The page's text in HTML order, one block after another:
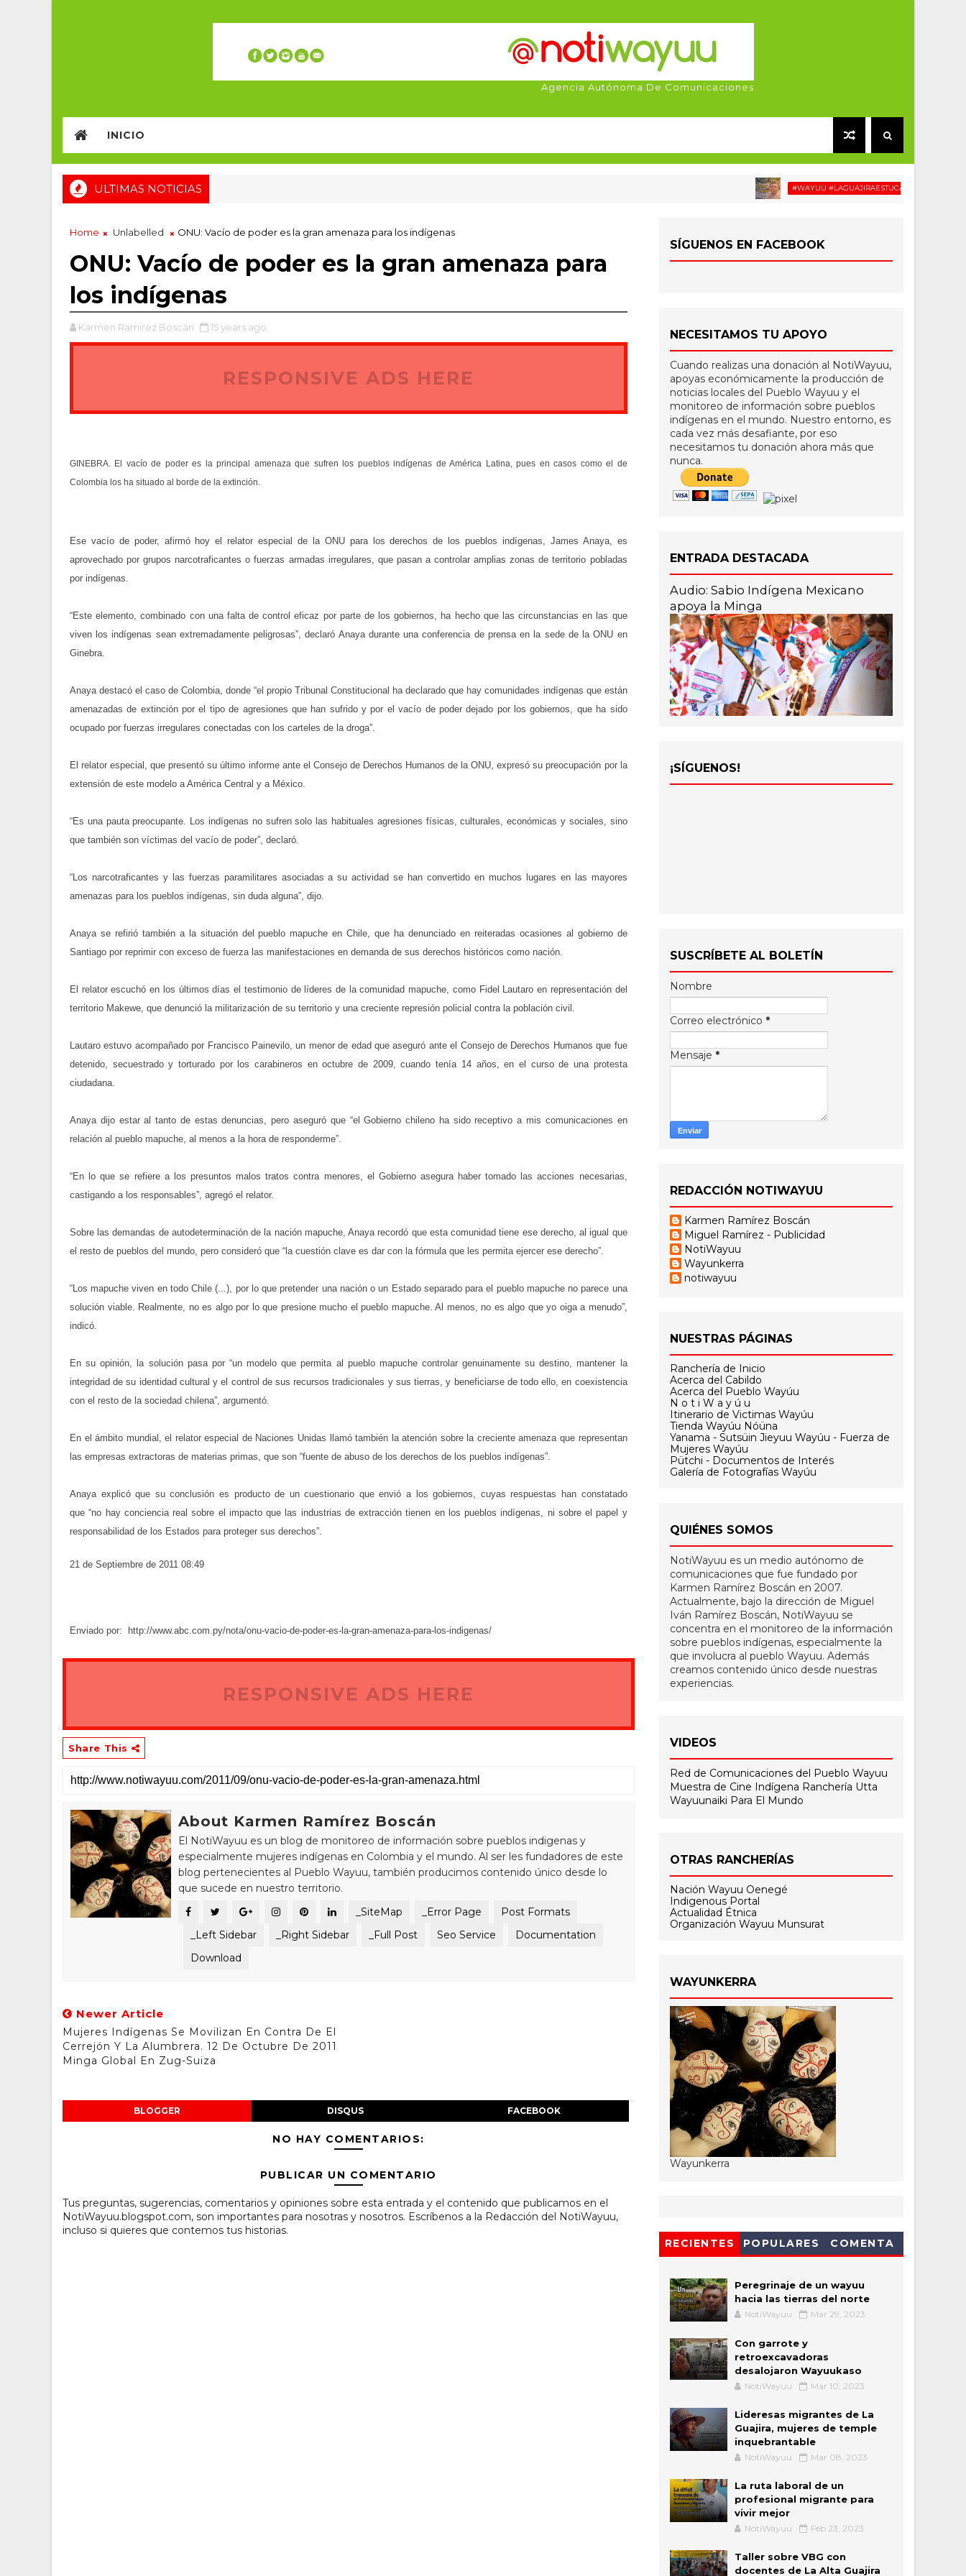
Agencia Autónoma De Comunicaciones
INICIO
ULTIMAS NOTICIAS #WAYUU #LAGUAJIRAESTUCASA #MIGRACIÓN
Home Unlabelled ONU: Vacío de poder es la gran amenaza para los indígenas
ONU: Vacío de poder es la gran amenaza para
los indígenas
Karmen Ramírez Boscán 15 years ago
RESPONSIVE ADS HERE
GINEBRA. El vacío de poder es la principal amenaza que sufren los pueblos indígenas de América Latina, pues en casos como el de
Colombia los ha situado al borde de la extinción.
Ese vacío de poder, afirmó hoy el relator especial de la ONU para los derechos de los pueblos indígenas, James Anaya, es
aprovechado por grupos narcotraficantes o fuerzas armadas irregulares, que pasan a controlar amplias zonas de territorio pobladas
por indígenas.
“Este elemento, combinado con una falta de control eficaz por parte de los gobiernos, ha hecho que las circunstancias en las que
viven los indígenas sean extremadamente peligrosas”, declaró Anaya durante una conferencia de prensa en la sede de la ONU en
Ginebra.
Anaya destacó el caso de Colombia, donde “el propio Tribunal Constitucional ha declarado que hay comunidades indígenas que están
amenazadas de extinción por el tipo de agresiones que han sufrido y por el vacío de poder dejado por los gobiernos, que ha sido
ocupado por fuerzas irregulares conectadas con los carteles de la droga”.
El relator especial, que presentó su último informe ante el Consejo de Derechos Humanos de la ONU, expresó su preocupación por la
extensión de este modelo a América Central y a México.
“Es una pauta preocupante. Los indígenas no sufren solo las habituales agresiones físicas, culturales, económicas y sociales, sino
que también son víctimas del vacío de poder”, declaró.
“Los narcotraficantes y las fuerzas paramilitares asociadas a su actividad se han convertido en muchos lugares en las mayores
amenazas para los pueblos indígenas, sin duda alguna”, dijo.
Anaya se refirió también a la situación del pueblo mapuche en Chile, que ha denunciado en reiteradas ocasiones al gobierno de
Santiago por reprimir con exceso de fuerza las manifestaciones en demanda de sus derechos históricos como nación.
El relator escuchó en los últimos días el testimonio de líderes de la comunidad mapuche, como Fidel Lautaro en representación del
territorio Makewe, que denunció la militarización de su territorio y una creciente represión policial contra la población civil.
Lautaro estuvo acompañado por Francisco Painevilo, un menor de edad que aseguró ante el Consejo de Derechos Humanos que fue
detenido, secuestrado y torturado por los carabineros en octubre de 2009, cuando tenía 14 años, en el curso de una protesta
ciudadana.
Anaya dijo estar al tanto de estas denuncias, pero aseguró que “el Gobierno chileno ha sido receptivo a mis comunicaciones en
relación al pueblo mapuche, al menos a la hora de responderme”.
“En lo que se refiere a los presuntos malos tratos contra menores, el Gobierno asegura haber tomado las acciones necesarias,
castigando a los responsables”, agregó el relator.
Sobre las demandas de autodeterminación de la nación mapuche, Anaya recordó que esta comunidad tiene ese derecho, al igual que
el resto de pueblos del mundo, pero consideró que “la cuestión clave es dar con la fórmula que les permita ejercer ese derecho”.
“Los mapuche viven en todo Chile (...), por lo que pretender una nación o un Estado separado para el pueblo mapuche no parece una
solución viable. Realmente, no es algo por lo que presione mucho el pueblo mapuche. Al menos, no es algo que yo oiga a menudo”,
indicó.
En su opinión, la solución pasa por “un modelo que permita al pueblo mapuche controlar genuinamente su destino, mantener la
integridad de su identidad cultural y el control de sus recursos tradicionales y sus tierras, y beneficiarse de todo ello, en coexistencia
con el resto de la sociedad chilena”, argumentó.
En el ámbito mundial, el relator especial de Naciones Unidas llamó también la atención sobre la creciente amenaza que representan
las empresas extractoras de materias primas, que son “fuente de abuso de los derechos de los pueblos indígenas”.
Anaya explicó que su conclusión es producto de un cuestionario que envió a los gobiernos, cuyas respuestas han constatado
que “no hay conciencia real sobre el impacto que las industrias de extracción tienen en los pueblos indígenas, ni sobre el papel y
responsabilidad de los Estados para proteger sus derechos”.
21 de Septiembre de 2011 08:49
Enviado por: http://www.abc.com.py/nota/onu-vacio-de-poder-es-la-gran-amenaza-para-los-indigenas/
RESPONSIVE ADS HERE
Share This
About Karmen Ramírez Boscán
El NotiWayuu es un blog de monitoreo de información sobre pueblos indigenas y
especialmente mujeres indígenas en Colombia y el mundo. Al ser les fundadores de este
blog pertenecientes al Pueblo Wayuu, también producimos contenido único desde lo
que sucede en nuestro territorio.
_SiteMap
_Error Page
Post Formats
_Left Sidebar
_Right Sidebar _Full Post Seo Service
Documentation
Download
Newer Article
Mujeres Indígenas Se Movilizan En Contra De El
Cerrejón Y La Alumbrera. 12 De Octubre De 2011
Minga Global En Zug-Suiza
BLOGGER DISQUS FACEBOOK
NO HAY COMENTARIOS:
PUBLICAR UN COMENTARIO
Tus preguntas, sugerencias, comentarios y opiniones sobre esta entrada y el contenido que publicamos en el
NotiWayuu.blogspot.com, son importantes para nosotras y nosotros. Escríbenos a la Redacción del NotiWayuu,
incluso si quieres que contemos tus historias.
SÍGUENOS EN FACEBOOK
NECESITAMOS TU APOYO
Cuando realizas una donación al NotiWayuu,
apoyas económicamente la producción de
noticias locales del Pueblo Wayuu y el
monitoreo de información sobre pueblos
indígenas en el mundo. Nuestro entorno, es
cada vez más desafiante, por eso
necesitamos tu donación ahora más que
nunca.
ENTRADA DESTACADA
Audio: Sabio Indígena Mexicano
apoya la Minga
¡SÍGUENOS!
SUSCRÍBETE AL BOLETÍN
Nombre
Correo electrónico *
Mensaje *
REDACCIÓN NOTIWAYUU
Karmen Ramírez Boscán
Miguel Ramírez - Publicidad
NotiWayuu
Wayunkerra
notiwayuu
NUESTRAS PÁGINAS
Ranchería de Inicio
Acerca del Cabildo
Acerca del Pueblo Wayúu
N o t i W a y ú u
Itinerario de Victimas Wayúu
Tienda Wayúu Nóüna
Yanama - Sutsüin Jieyuu Wayúu - Fuerza de
Mujeres Wayúu
Pütchi - Documentos de Interés
Galería de Fotografías Wayúu
QUIÉNES SOMOS
NotiWayuu es un medio autónomo de
comunicaciones que fue fundado por
Karmen Ramírez Boscán en 2007.
Actualmente, bajo la dirección de Miguel
Iván Ramírez Boscán, NotiWayuu se
concentra en el monitoreo de la información
sobre pueblos indígenas, especialmente la
que involucra al pueblo Wayuu. Además
creamos contenido único desde nuestras
experiencias.
VIDEOS
Red de Comunicaciones del Pueblo Wayuu
Muestra de Cine Indígena Ranchería Utta
Wayuunaiki Para El Mundo
OTRAS RANCHERÍAS
Nación Wayuu Oenegé
Indigenous Portal
Actualidad Étnica
Organización Wayuu Munsurat
WAYUNKERRA
Wayunkerra
RECIENTES POPULARES COMENTA
Peregrinaje de un wayuu
hacia las tierras del norte
NotiWayuu Mar 29, 2023
Con garrote y
retroexcavadoras
desalojaron Wayuukaso
NotiWayuu Mar 10, 2023
Lideresas migrantes de La
Guajira, mujeres de temple
inquebrantable
NotiWayuu Mar 08, 2023
La ruta laboral de un
profesional migrante para
vivir mejor
NotiWayuu Feb 23, 2023
Taller sobre VBG con
docentes de La Alta Guajira